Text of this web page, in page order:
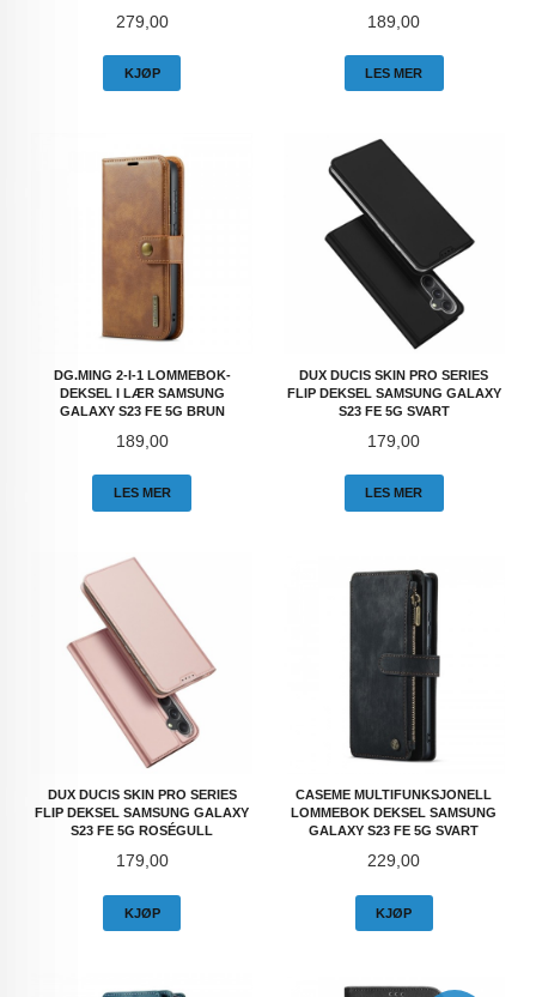
Pris
279,00
KJØP
Pris
189,00
LES MER
DG.MING 2-I-1 LOMMEBOK-
DEKSEL I LÆR SAMSUNG
GALAXY S23 FE 5G BRUN
Pris
189,00
LES MER
DUX DUCIS SKIN PRO SERIES
FLIP DEKSEL SAMSUNG GALAXY
S23 FE 5G SVART
Pris
179,00
LES MER
DUX DUCIS SKIN PRO SERIES
FLIP DEKSEL SAMSUNG GALAXY
S23 FE 5G ROSÉGULL
Pris
179,00
KJØP
CASEME MULTIFUNKSJONELL
LOMMEBOK DEKSEL SAMSUNG
GALAXY S23 FE 5G SVART
Pris
229,00
KJØP